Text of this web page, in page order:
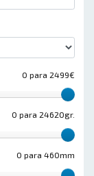
0 para 2499€
0 para 24620gr.
0 para 460mm